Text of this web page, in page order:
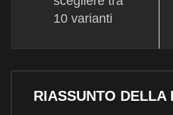
10 varianti
RIASSUNTO DELLA